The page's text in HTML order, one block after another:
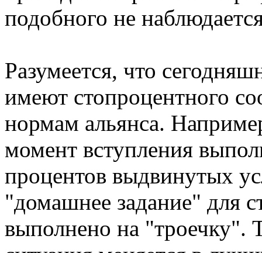
подобного не
Разумеется, что
имеют стопроцентного
нормам альянса.
момент вступления
процентов выдвинутых
"домашнее задание" для
выполнено на "троечку".